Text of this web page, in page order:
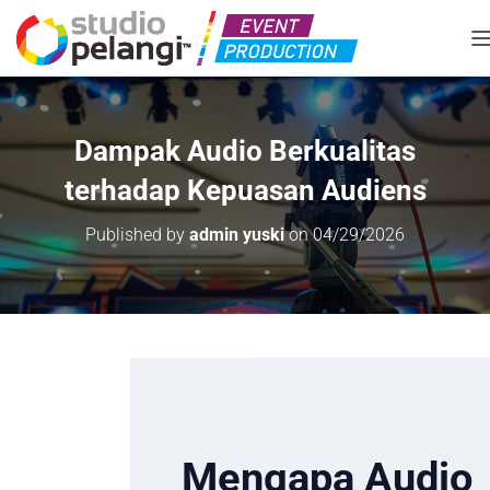
Dampak Audio Berkualitas
terhadap Kepuasan Audiens
Published by admin yuskion04/29/2026
Mengapa Audio